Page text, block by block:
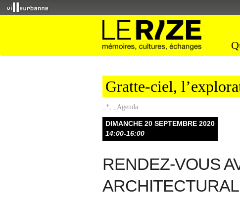
Gratte-ciel,
_*, _Agenda
DIMANCHE 20 SEPTEMBRE 2020
14:00-16:00
RENDEZ-VOUS
ARCHITECTURAL